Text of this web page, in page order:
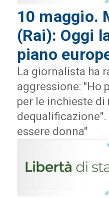
10 maggio.
(Rai): Oggi
piano
La giornalista ha
aggressione: "Ho
per le inchieste di
dequalificazione".
essere donna"